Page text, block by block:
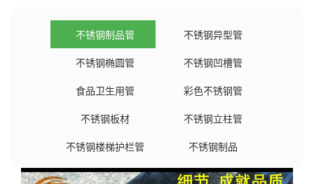
不锈钢制品管
不锈钢异型管
不锈钢椭圆管
不锈钢凹槽管
食品卫生用管
彩色不锈钢管
不锈钢板材
不锈钢立柱管
不锈钢楼梯护栏管
不锈钢制品